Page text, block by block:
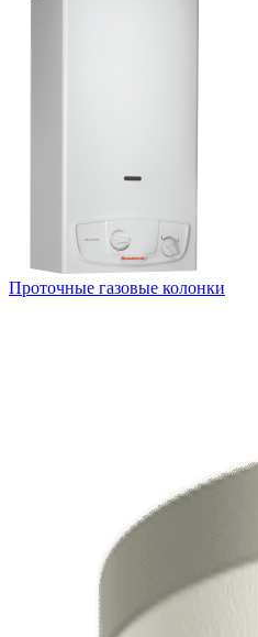
Проточные газовые колонки